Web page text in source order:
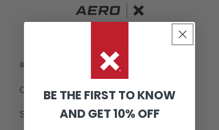
Support
CONTACT
SHIPPING
BE THE FIRST TO KNOW
AND GET 10% OFF